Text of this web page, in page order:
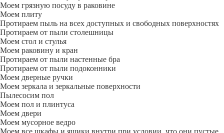
Моем грязную посуду в раковине
Моем плиту
Протираем пыль на всех доступных и свободных поверхностях
Протираем от пыли столешницы
Моем стол и стулья
Моем раковину и кран
Протираем от пыли настенные бра
Протираем от пыли подоконники
Моем дверные ручки
Моем зеркала и зеркальные поверхности
Пылесосим пол
Моем пол и плинтуса
Моем двери
Моем мусорное ведро
Моем все шкафы и ящики внутри при условии, что они пустые